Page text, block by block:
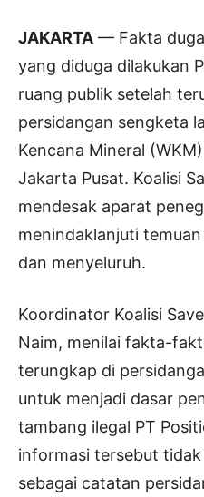
JAKARTA — Fakta
yang diduga dilakukan
ruang publik setelah
persidangan sengketa
Kencana Mineral
Jakarta Pusat. Koalisi
mendesak aparat
menindaklanjuti
dan menyeluruh.
Koordinator Koalisi
Naim, menilai fakta-
terungkap di
untuk menjadi dasar
tambang ilegal PT
informasi tersebut
sebagai catatan